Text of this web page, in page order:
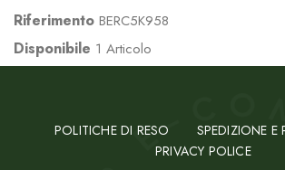
Riferimento BERC5K958
Disponibile 1 Articolo
POLITICHE DI RESO
SPEDIZIONE E
PRIVACY POLICE